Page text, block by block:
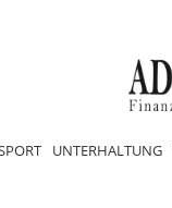
UNTERHALTUNG